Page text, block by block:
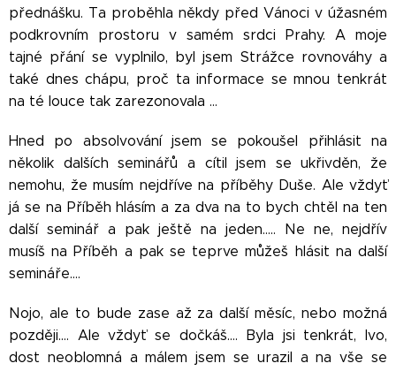
přednášku. Ta proběhla někdy před Vánoci v úžasném
podkrovním prostoru v samém srdci Prahy. A moje
tajné přání se vyplnilo, byl jsem Strážce rovnováhy a
také dnes chápu, proč ta informace se mnou tenkrát
na té louce tak zarezonovala …
Hned po absolvování jsem se pokoušel přihlásit na
několik dalších seminářů a cítil jsem se ukřivděn, že
nemohu, že musím nejdříve na příběhy Duše. Ale vždyť
já se na Příběh hlásím a za dva na to bych chtěl na ten
další seminář a pak ještě na jeden….. Ne ne, nejdřív
musíš na Příběh a pak se teprve můžeš hlásit na další
semináře….
Nojo, ale to bude zase až za další měsíc, nebo možná
později…. Ale vždyť se dočkáš…. Byla jsi tenkrát, Ivo,
dost neoblomná a málem jsem se urazil a na vše se